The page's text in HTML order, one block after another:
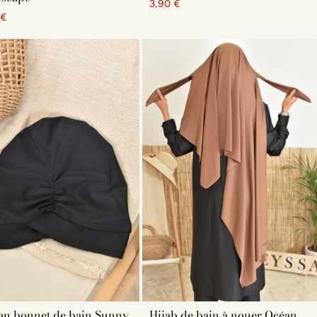
votre maillot de bain islamique. Nos hijabs de bain
en fonction de votre tunique, de votre robe de plage
les femmes musulmanes, quels que soient leurs
de bain modest complet sur notre boutique. Nos
en toute sécurité. Ils se composent de plusieurs
tunique et un hijab. Nous proposons divers types de
peuvent se porter seuls.
Shop ?
sur notre boutique à des prix avantageux. Burkinis,
de produits de qualité. La livraison de votre voile est
heures ouvrées pour tous les produits en stock.
3,90 €